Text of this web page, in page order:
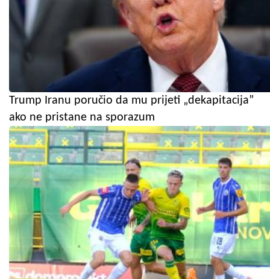
Trump Iranu poručio da mu prijeti „dekapitacija”
ako ne pristane na sporazum